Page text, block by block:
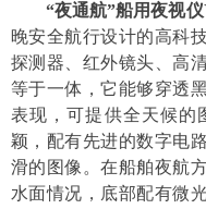
“夜通航”船用夜视仪
晚安全航行设计的高科
探测器、红外镜头、高
等于一体，它能够穿透
表现，可提供全天候的
颖 ， 配有先进的数字电
滑的图像。在船舶夜航
水面情况，底部配有微